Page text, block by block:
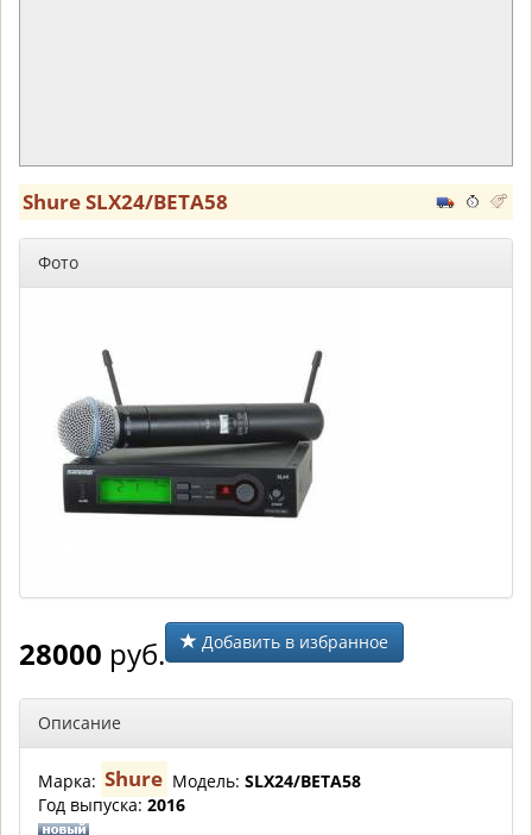
Shure SLX24/BETA58
Фото
28000 руб. Добавить в избранное
Описание
Марка: Shure Модель: SLX24/BETA58
Год выпуска:2016